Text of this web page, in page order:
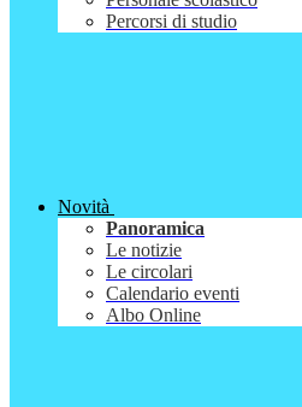
Percorsi di studio
Novità
Panoramica
Le notizie
Le circolari
Calendario eventi
Albo Online